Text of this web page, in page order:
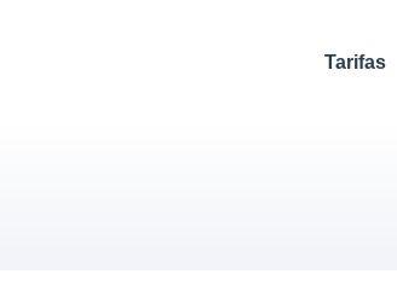
Tarifas